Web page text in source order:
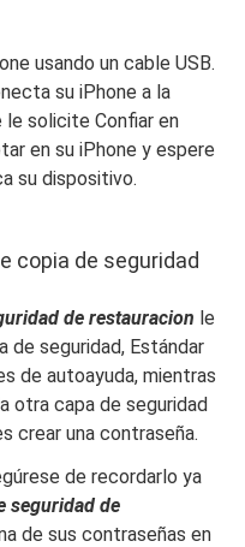
usando un cable USB.
su iPhone a la
le solicite Confiar en
en su iPhone y espere
su dispositivo.
copia de seguridad
de restauracion le
de seguridad, Estándar
de autoayuda, mientras
otra capa de seguridad
crear una contraseña.
de recordarlo ya
seguridad de
de sus contraseñas en